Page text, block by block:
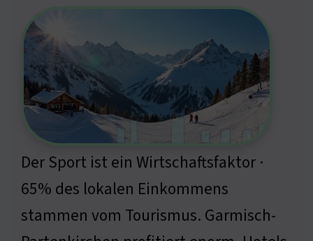
Der Sport ist ein Wirtschaftsfaktor ·
65% des lokalen Einkommens
stammen vom Tourismus. Garmisch-